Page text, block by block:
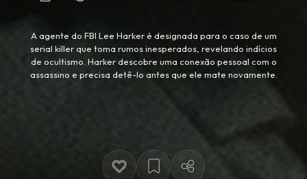
A agente do FBI Lee Harker é designada para o caso de um
serial killer que toma rumos inesperados, revelando indícios
de ocultismo. Harker descobre uma conexão pessoal com o
assassino e precisa detê-lo antes que ele mate novamente.